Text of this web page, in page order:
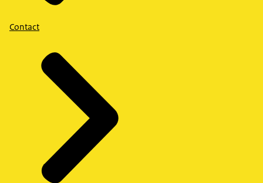
Contact